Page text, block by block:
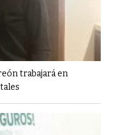
trabajará en